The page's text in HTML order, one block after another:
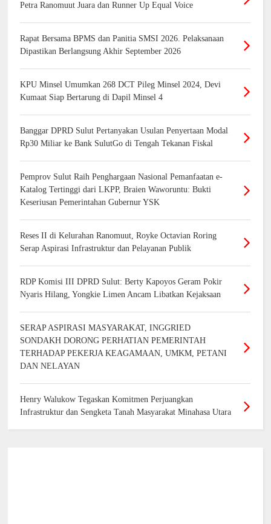
Petra Ranomuut Juara dan Runner Up Equal Voice
Rapat Bersama BPMS dan Panitia SMSI 2026. Pelaksanaan
Dipastikan Berlangsung Akhir September 2026
KPU Minsel Umumkan 268 DCT Pileg Minsel 2024, Devi
Kumaat Siap Bertarung di Dapil Minsel 4
Banggar DPRD Sulut Pertanyakan Usulan Penyertaan Modal
Rp30 Miliar ke Bank SulutGo di Tengah Tekanan Fiskal
Pemprov Sulut Raih Penghargaan Nasional Pemanfaatan e-
Katalog Tertinggi dari LKPP, Braien Waworuntu: Bukti
Keseriusan Pemerintahan Gubernur YSK
Reses II di Kelurahan Ranomuut, Royke Octavian Roring
Serap Aspirasi Infrastruktur dan Pelayanan Publik
RDP Komisi III DPRD Sulut: Berty Kapoyos Geram Pokir
Nyaris Hilang, Yongkie Limen Ancam Libatkan Kejaksaan
SERAP ASPIRASI MASYARAKAT, INGGRIED
SONDAKH DORONG PERHATIAN PEMERINTAH
TERHADAP PEKERJA KEAGAMAAN, UMKM, PETANI
DAN NELAYAN
Henry Walukow Tegaskan Komitmen Perjuangkan
Infrastruktur dan Sengketa Tanah Masyarakat Minahasa Utara